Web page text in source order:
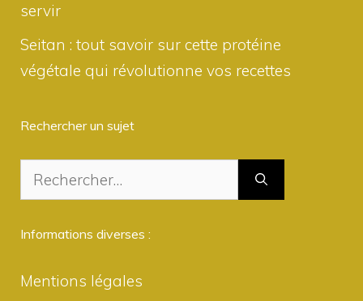
servir
Seitan : tout savoir sur cette protéine
végétale qui révolutionne vos recettes
Rechercher un sujet
Rechercher :
Informations diverses :
Mentions légales